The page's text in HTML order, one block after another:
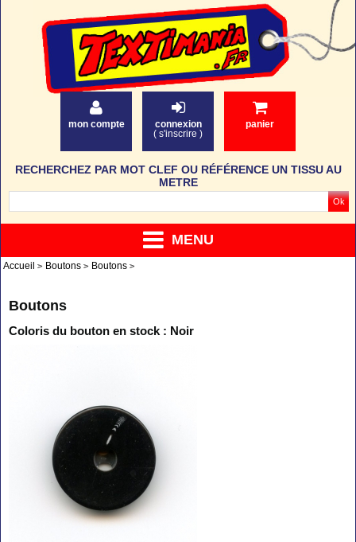
mon compte
connexion
( s'inscrire )
panier
MENU
RECHERCHEZ PAR MOT CLEF OU RÉFÉRENCE UN TISSU AU
METRE
Accueil Boutons Boutons
Boutons
Coloris du bouton en stock : Noir